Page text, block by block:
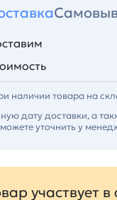
наличии товара на
дату доставки, а
уточнить у
участвует